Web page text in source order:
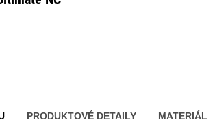
PRODUKTOVÉ DETAILY MATERIÁL